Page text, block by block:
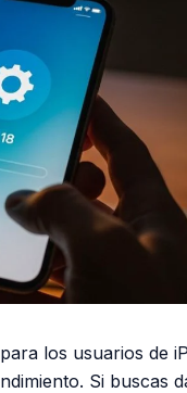
los usuarios de
Si buscas